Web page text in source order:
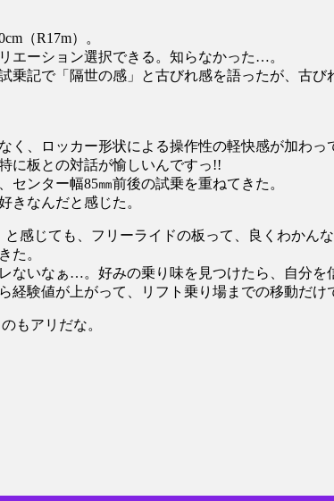
（R17m）。
エーション選択できる。知らなかった…。
乗記で「隔世の感」と古びれ感を語ったが、古び
く、ロッカー形状による操作性の軽快感が加わっ
に板との対話が愉しいんですっ!!
センター幅85㎜前後の試乗を重ねてきた。
きなんだと感じた。
感じても、フリーライドの板って、良くわか
た。
ないなぁ…。好みの乗り味を見つけたら、自分を
経験値が上がって、リフト乗り場までの移動だ
もアリだな。